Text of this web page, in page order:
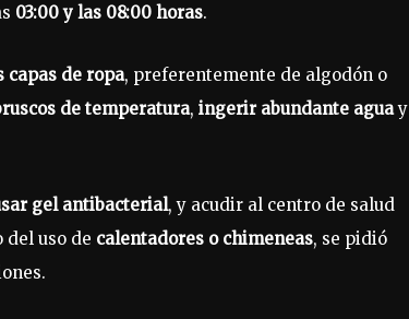
03:00 y las 08:00 horas.
capas de ropa, preferentemente de algodón o
de temperatura, ingerir abundante aguay
gel antibacterial, y acudir al centro de salud
del uso de calentadores o chimeneas, se pidió